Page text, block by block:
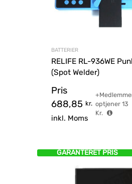
BATTERIER
RELIFE RL-936WE
(Spot Welder)
Pris
688,85 kr.
inkl. Moms
optjener 13
Kr.
GARANTERET PRIS